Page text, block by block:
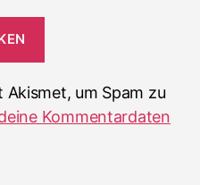
Akismet, um Spam zu
Kommentardaten